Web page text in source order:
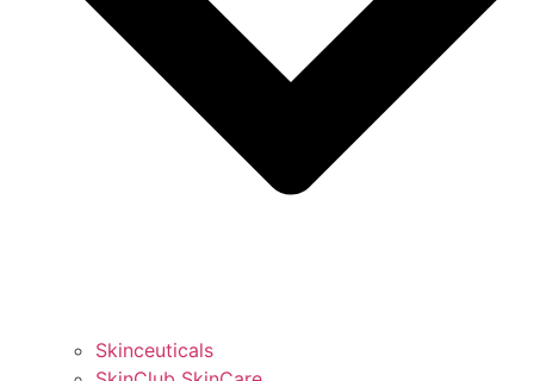
Skinceuticals